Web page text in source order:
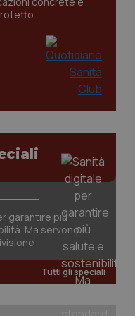
garantire più
Ma servono
Tutti gli speciali